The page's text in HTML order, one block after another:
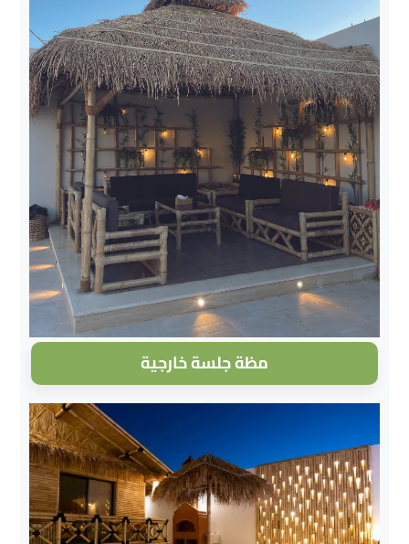
مظة جلسة خارجية